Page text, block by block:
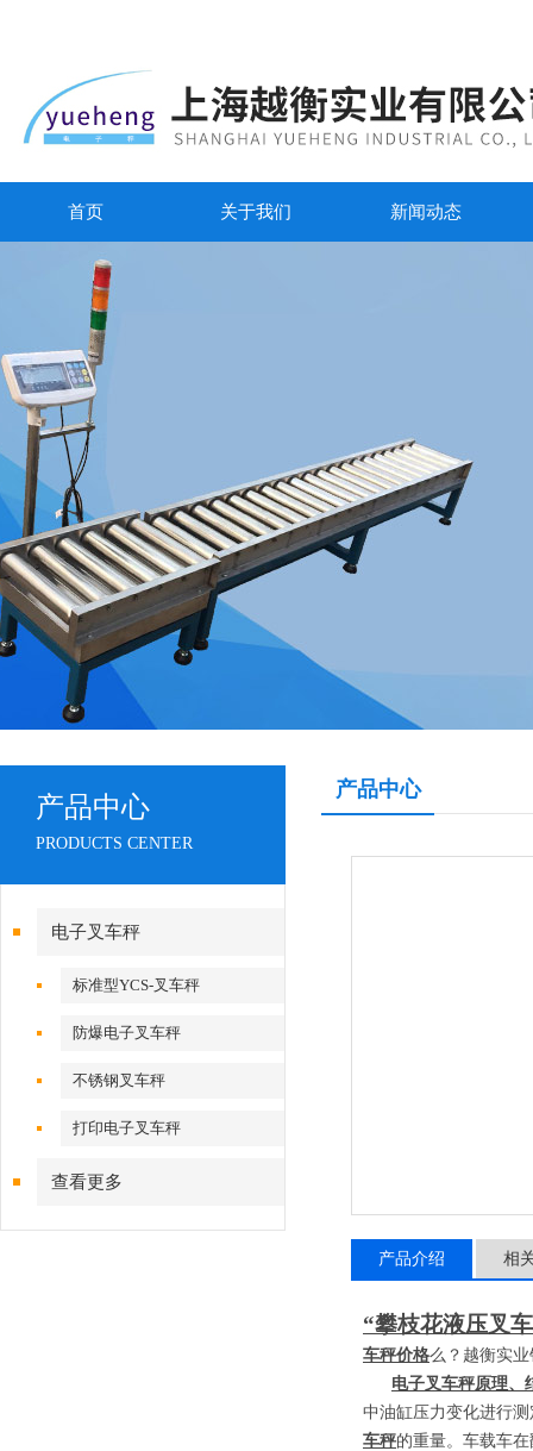
首页 关于我们 新闻动态
产品中心
PRODUCTS CENTER
电子叉车秤
标准型YCS-叉车秤
防爆电子叉车秤
不锈钢叉车秤
打印电子叉车秤
查看更多
产品中心
产品介绍 相
“攀枝花液压叉
车秤价格么？越衡实
电子叉车秤原理、
中油缸压力变化进行
车秤的重量。车载车